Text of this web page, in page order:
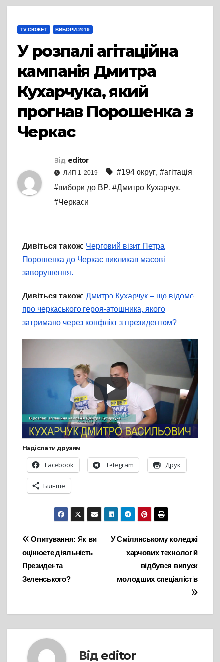
TV СЮЖЕТ ВИБОРИ-2019
У розпалі агітаційна
кампанія Дмитра
Кухарчука, який
прогнав Порошенка з
Черкас
Від editor
ЛИП 1, 2019 #194 округ, #агітація,
#вибори до ВР, #Дмитро Кухарчук,
#Черкаси
Дивіться також: Черговий візит Петра
Порошенка до Черкас викликав масові
заворушення.
Дивіться також: Дмитро Кухарчук – що відомо
про черкаського героя-атошника, якого
затримано через конфлікт з президентом?
Надіслати друзям
Facebook Telegram Друк
Більше
Навігація
записів
У Смілянському коледжі
харчових технологій
відбувся випуск
молодших спеціалістів
Опитування: Як ви
оцінюєте діяльність
Президента
Зеленського?
Від editor